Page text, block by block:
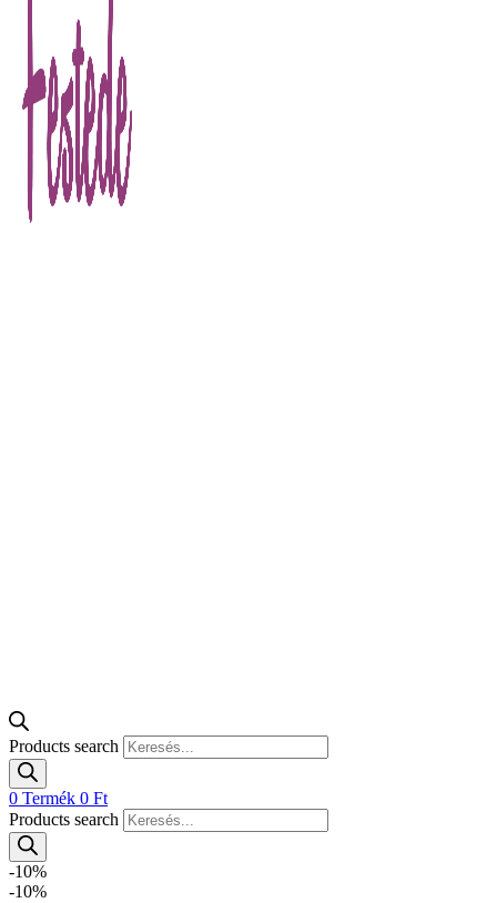
Products search
0 Termék 0 Ft
Products search
-10%
-10%